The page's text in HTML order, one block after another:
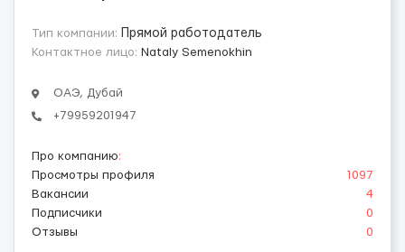
Тип компании:
Прямой работодатель
Контактное лицо: Nataly Semenokhin
ОАЭ, Дубай
+79959201947
Про компанию:
Просмотры профиля
1097
Вакансии
4
Подписчики
0
Отзывы
0